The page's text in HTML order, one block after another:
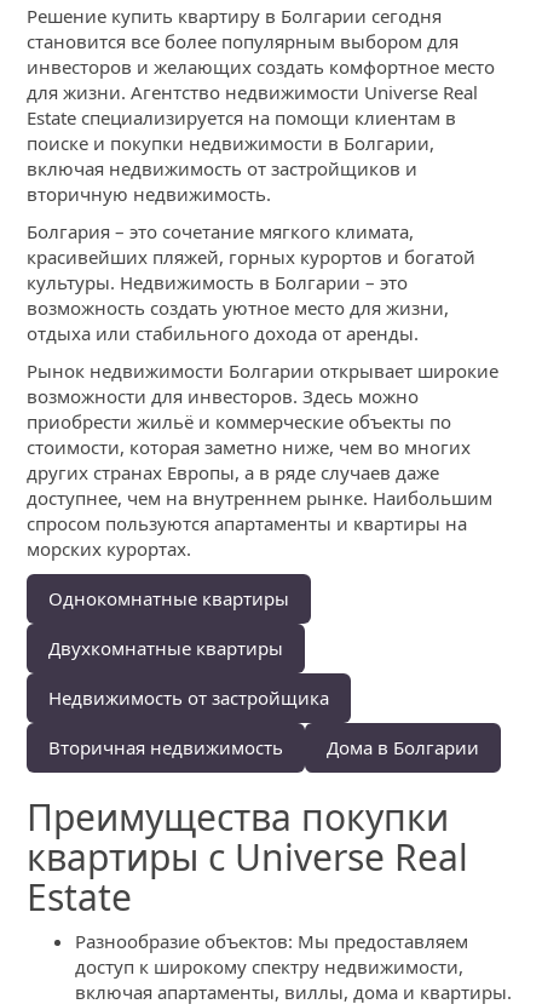
Решение купить квартиру в Болгарии сегодня
становится все более популярным выбором для
инвесторов и желающих создать комфортное место
для жизни. Агентство недвижимости Universe Real
Estate специализируется на помощи клиентам в
поиске и покупки недвижимости в Болгарии,
включая недвижимость от застройщиков и
вторичную недвижимость.
Болгария – это сочетание мягкого климата,
красивейших пляжей, горных курортов и богатой
культуры. Недвижимость в Болгарии – это
возможность создать уютное место для жизни,
отдыха или стабильного дохода от аренды.
Рынок недвижимости Болгарии открывает широкие
возможности для инвесторов. Здесь можно
приобрести жильё и коммерческие объекты по
стоимости, которая заметно ниже, чем во многих
других странах Европы, а в ряде случаев даже
доступнее, чем на внутреннем рынке. Наибольшим
спросом пользуются апартаменты и квартиры на
морских курортах.
Однокомнатные квартиры
Двухкомнатные квартиры
Недвижимость от застройщика
Вторичная недвижимость Дома в Болгарии
Преимущества покупки
квартиры с Universe Real
Estate
Разнообразие объектов: Мы предоставляем
доступ к широкому спектру недвижимости,
включая апартаменты, виллы, дома и квартиры.